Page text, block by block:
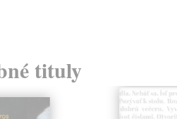
tituly